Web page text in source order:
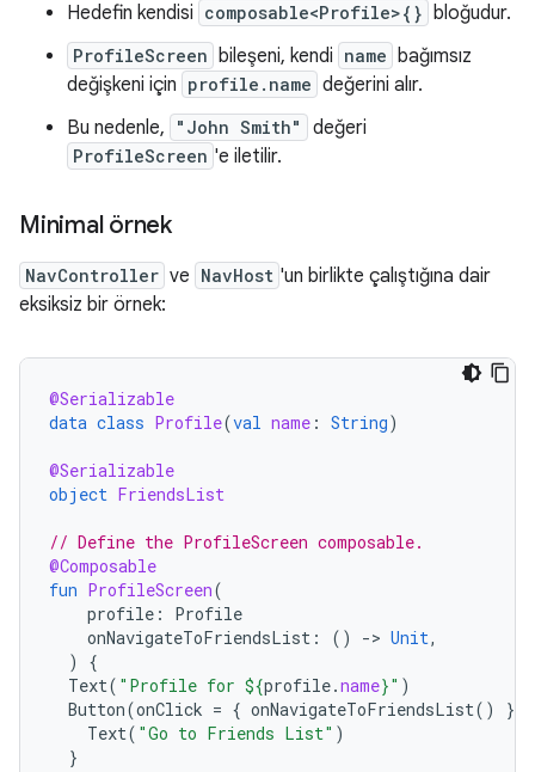
Hedefin kendisi composable<Profile>{} bloğudur.
ProfileScreen bileşeni, kendi name bağımsız
değişkeni için profile.name değerini alır.
Bu nedenle,
"John Smith" değeri
ProfileScreen 'e iletilir.
Minimal örnek
NavController ve NavHost 'un birlikte çalıştığına dair
eksiksiz bir örnek:
@Serializable
data class Profile(val name : String)
@Serializable
object FriendsList
// Define the ProfileScreen composable.
@Composable
fun ProfileScreen(
profile :
Profile
onNavigateToFriendsList : () -> Unit,
)
{
Text( "Profile for ${profile.name}" )
Button(onClick = { onNavigateToFriendsList()
})
Text( "Go to Friends List" )
}